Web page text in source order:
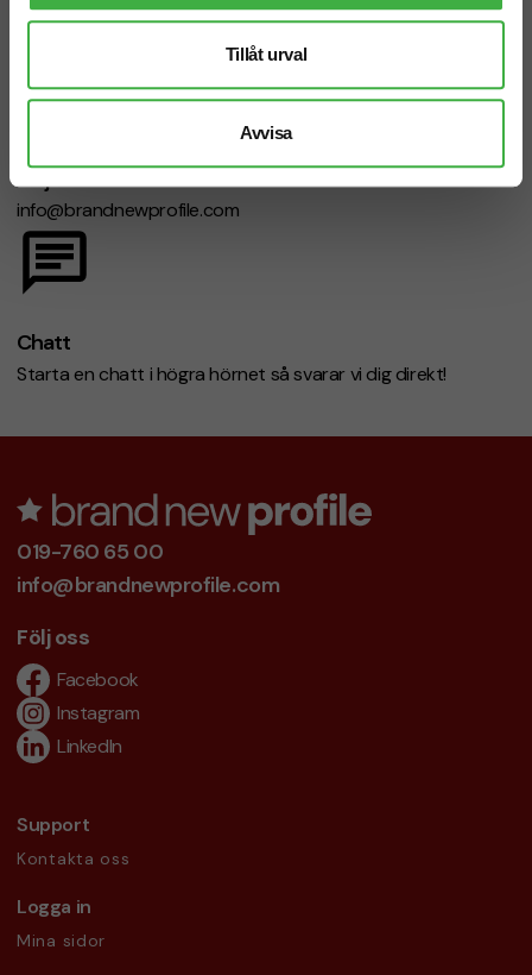
Tillåt urval
Avvisa
Telefon: 019-760 65 00
Mejl
info@brandnewprofile.com
Chatt
Starta en chatt i högra hörnet så svarar vi dig direkt!
019-760 65 00
info@brandnewprofile.com
Följ oss
Facebook
Instagram
LinkedIn
Support
Kontakta oss
Logga in
Mina sidor